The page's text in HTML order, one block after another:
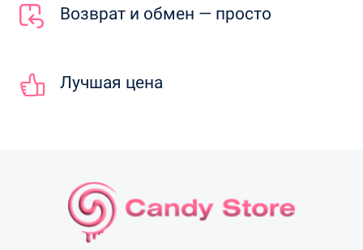
Возврат и обмен — просто
Лучшая цена